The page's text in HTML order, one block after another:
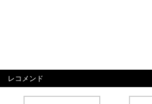
レコメンド